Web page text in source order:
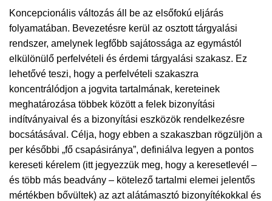
Koncepcionális változás áll be az elsőfokú eljárás
folyamatában. Bevezetésre kerül az osztott tárgyalási
rendszer, amelynek legfőbb sajátossága az egymástól
elkülönülő perfelvételi és érdemi tárgyalási szakasz. Ez
lehetővé teszi, hogy a perfelvételi szakaszra
koncentrálódjon a jogvita tartalmának, kereteinek
meghatározása többek között a felek bizonyítási
indítványaival és a bizonyítási eszközök rendelkezésre
bocsátásával. Célja, hogy ebben a szakaszban rögzüljön a
per későbbi „fő csapásiránya”, definiálva legyen a pontos
kereseti kérelem (itt jegyezzük meg, hogy a keresetlevél –
és több más beadvány – kötelező tartalmi elemei jelentős
mértékben bővültek) az azt alátámasztó bizonyítékokkal és